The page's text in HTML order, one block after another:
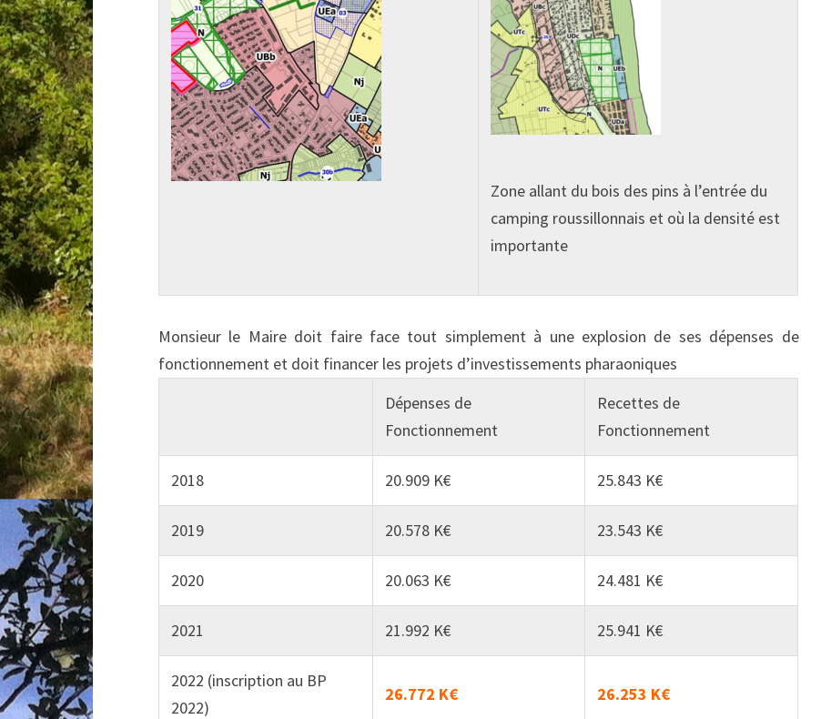
Zone allant du bois des pins à l’entrée du
camping roussillonnais et où la densité est
importante
Monsieur le Maire doit faire face tout simplement à une explosion de ses dépenses de
fonctionnement et doit financer les projets d’investissements pharaoniques
Dépenses de
Fonctionnement
Recettes de
Fonctionnement
2018 20.909 K€ 25.843 K€
2019 20.578 K€ 23.543 K€
2020 20.063 K€ 24.481 K€
2021 21.992 K€ 25.941 K€
2022 (inscription au BP
2022)
26.772 K€ 26.253 K€